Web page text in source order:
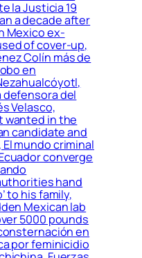
la Justicia 19
a decade after
Mexico ex-
of cover-up,
Colín más de
en
defensora del
Velasco,
wanted in the
candidate and
mundo criminal
converge
hand
to his family,
Mexican lab
5000 pounds
en
por feminicidio